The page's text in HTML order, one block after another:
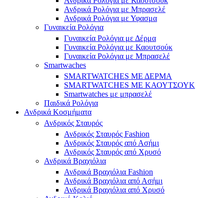
Ανδρικά Ρολόγια με Μπρασελέ
Ανδρικά Ρολόγια με Υφασμα
Γυναικεία Ρολόγια
Γυναικεία Ρολόγια με Δέρμα
Γυναικεία Ρολόγια με Καουτσούκ
Γυναικεία Ρολόγια με Μπρασελέ
Smartwaches
SMARTWATCHES ΜΕ ΔΕΡΜΑ
SMARTWATCHES ΜΕ ΚΑΟΥΤΣΟΥΚ
Smartwatches με μπρασελέ
Παιδικά Ρολόγια
Ανδρικά Κοσμήματα
Ανδρικός Σταυρός
Ανδρικός Σταυρός Fashion
Ανδρικός Σταυρός από Ασήμι
Ανδρικός Σταυρός από Χρυσό
Ανδρικά Βραχιόλια
Ανδρικά Βραχιόλια Fashion
Ανδρικά Βραχιόλια από Ασήμι
Ανδρικά Βραχιόλια από Χρυσό